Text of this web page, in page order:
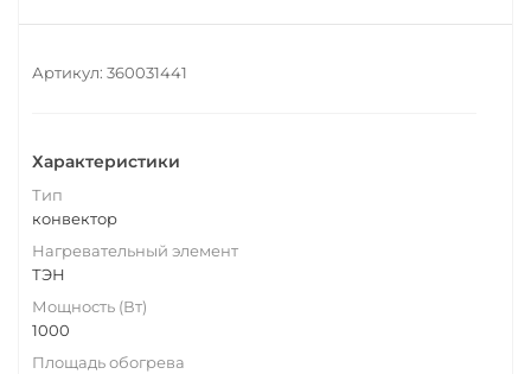
Артикул: 360031441
Характеристики
Тип
конвектор
Нагревательный элемент
ТЭН
Мощность (Вт)
1000
Площадь обогрева